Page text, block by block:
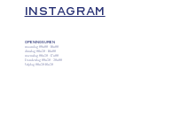
INSTAGRAM
OPENINGSUREN
maandag 09u00 - 18u00
dinsdag 08u30 - 18u00
woensdag 08u30 - 17u00
Donderdag 09u30 - 20u00
Vrijdag 08u30-16u30